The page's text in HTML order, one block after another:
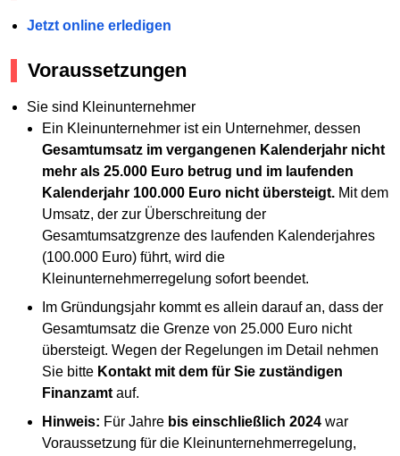
Jetzt online erledigen
Voraussetzungen
Sie sind Kleinunternehmer
Ein Kleinunternehmer ist ein Unternehmer, dessen
Gesamtumsatz im vergangenen Kalenderjahr nicht
mehr als 25.000 Euro betrug und im laufenden
Kalenderjahr 100.000 Euro nicht übersteigt. Mit dem
Umsatz, der zur Überschreitung der
Gesamtumsatzgrenze des laufenden Kalenderjahres
(100.000 Euro) führt, wird die
Kleinunternehmerregelung sofort beendet.
Im Gründungsjahr kommt es allein darauf an, dass der
Gesamtumsatz die Grenze von 25.000 Euro nicht
übersteigt. Wegen der Regelungen im Detail nehmen
Sie bitte Kontakt mit dem für Sie zuständigen
Finanzamt auf.
Hinweis: Für Jahre bis einschließlich 2024 war
Voraussetzung für die Kleinunternehmerregelung,